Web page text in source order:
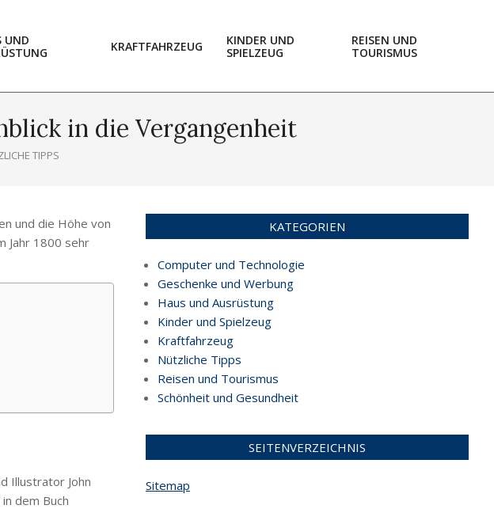
UND
KRAFTFAHRZEUG
KINDER UND
SPIELZEUG
REISEN UND
TOURISMUS
in die Vergangenheit
TIPPS
und die Höhe von
Jahr 1800 sehr
Illustrator John
dem Buch
KATEGORIEN
Computer und Technologie
Geschenke und Werbung
Haus und Ausrüstung
Kinder und Spielzeug
Kraftfahrzeug
Nützliche Tipps
Reisen und Tourismus
Schönheit und Gesundheit
SEITENVERZEICHNIS
Sitemap